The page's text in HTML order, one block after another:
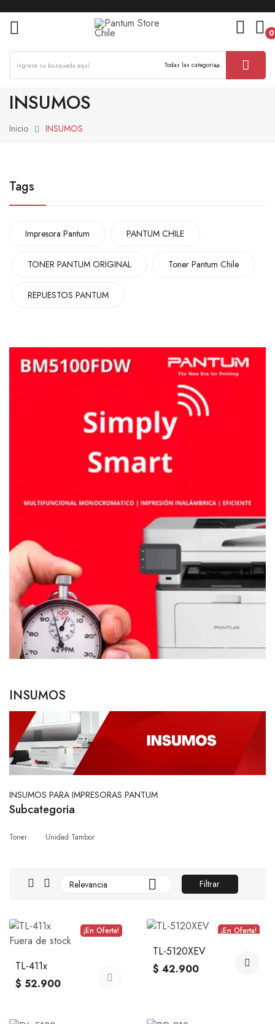
0
INSUMOS
Inicio INSUMOS
Tags
Impresora Pantum PANTUM CHILE
TONER PANTUM ORIGINAL Toner Pantum Chile
REPUESTOS PANTUM
INSUMOS
INSUMOS PARA IMPRESORAS PANTUM
Subcategoria
Toner Unidad Tambor
Relevancia  Filtrar
¡En Oferta!
Nuevo
Fuera de stock
TL-411x
$ 52.900
¡En Oferta!
Nuevo
TL-5120XEV
$ 42.900